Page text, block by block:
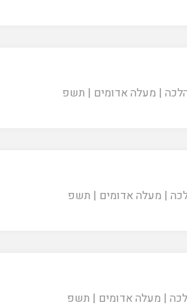
| מעלה אדומים | תשפ
| מעלה אדומים | תשפ
| מעלה אדומים | תשפ